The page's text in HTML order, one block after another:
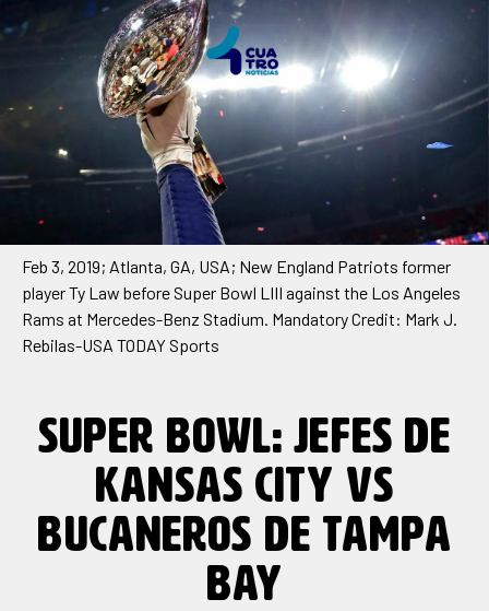
Feb 3, 2019; Atlanta, GA, USA; New England Patriots former
player Ty Law before Super Bowl LIII against the Los Angeles
Rams at Mercedes-Benz Stadium. Mandatory Credit: Mark J.
Rebilas-USA TODAY Sports
SUPER BOWL: JEFES DE
KANSAS CITY VS
BUCANEROS DE TAMPA
BAY